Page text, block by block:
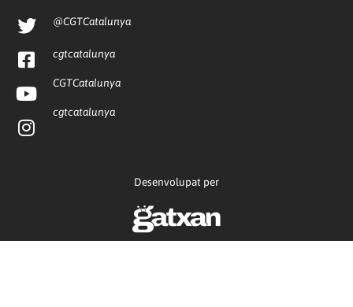
@CGTCatalunya
cgtcatalunya
CGTCatalunya
cgtcatalunya
Desenvolupat per